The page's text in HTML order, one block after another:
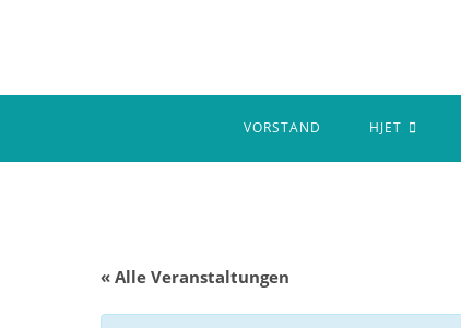
VORSTAND HJET
« Alle Veranstaltungen